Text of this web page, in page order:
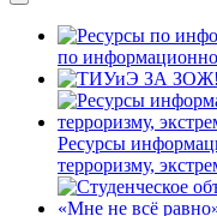
по
Ресурсы
терроризму,